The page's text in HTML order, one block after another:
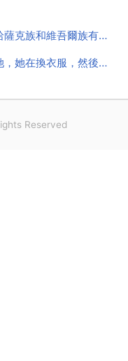
哈薩克族和維吾爾族的區別是什麼，哈薩克族和維吾爾族有哪些區別？
我喜歡上哈薩克女孩，我去她宿舍找她，她在換衣服，然後她衝我大聲的說了一句話，沒聽懂，她不會
Reserved